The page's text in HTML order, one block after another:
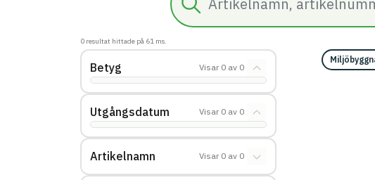
Sök
0 resultat hittade på 61 ms.
Betyg Visar 0 av 0
Utgångsdatum Visar 0 av 0
Artikelnamn Visar 0 av 0